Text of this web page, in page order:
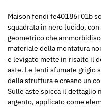
Maison fendi fe40186i 01b sono occhiali da sole dalla montatura
squadrata in nero lucido,
geometrico che
materiale della montatura
e levigato mette in risalto il
aste. Le lenti sfumate grigio
della struttura e creano un
Sulle aste spicca il dettaglio
argento, applicato come